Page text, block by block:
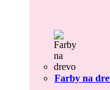
Farby na